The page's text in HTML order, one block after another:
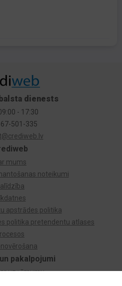
pakalpojumi
uzņēmumu
mums
noteikumi
apstrādes politika
politika pretendentu atlases
dienests
- 17:30
501-335